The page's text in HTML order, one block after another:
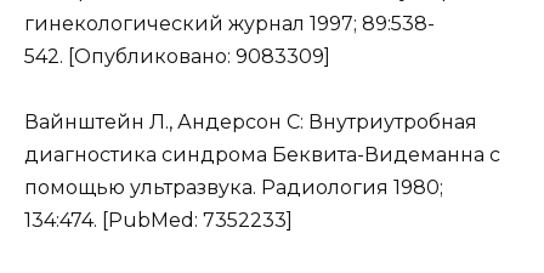
гинекологический журнал 1997; 89:538-
542. [Опубликовано: 9083309]
Вайнштейн Л., Андерсон С: Внутриутробная
диагностика синдрома Беквита-Видеманна с
помощью ультразвука. Радиология 1980;
134:474. [PubMed: 7352233]